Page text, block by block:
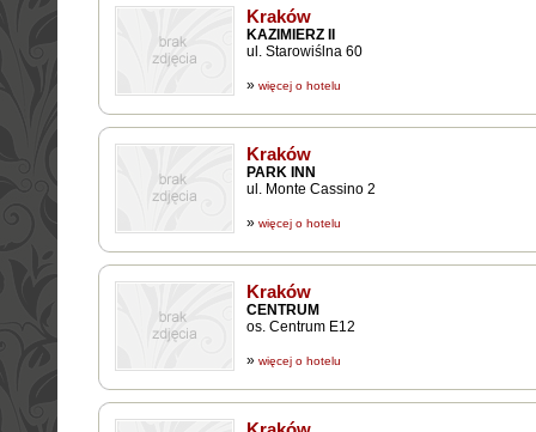
Kraków
KAZIMIERZ II
ul. Starowiślna 60
» więcej o hotelu
Kraków
PARK INN
ul. Monte Cassino 2
» więcej o hotelu
Kraków
CENTRUM
os. Centrum E12
» więcej o hotelu